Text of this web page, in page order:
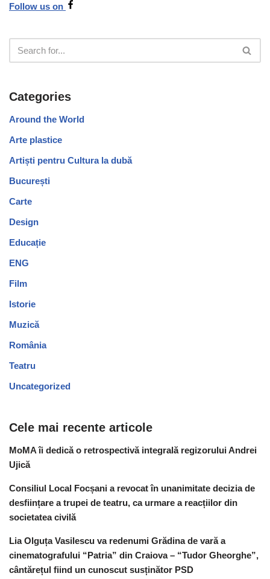
Follow us on
Categories
Around the World
Arte plastice
Artiști pentru Cultura la dubă
București
Carte
Design
Educație
ENG
Film
Istorie
Muzică
România
Teatru
Uncategorized
Cele mai recente articole
MoMA îi dedică o retrospectivă integrală regizorului Andrei
Ujică
Consiliul Local Focșani a revocat în unanimitate decizia de
desființare a trupei de teatru, ca urmare a reacțiilor din
societatea civilă
Lia Olguța Vasilescu va redenumi Grădina de vară a
cinematografului “Patria” din Craiova – “Tudor Gheorghe”,
cântărețul fiind un cunoscut susținător PSD